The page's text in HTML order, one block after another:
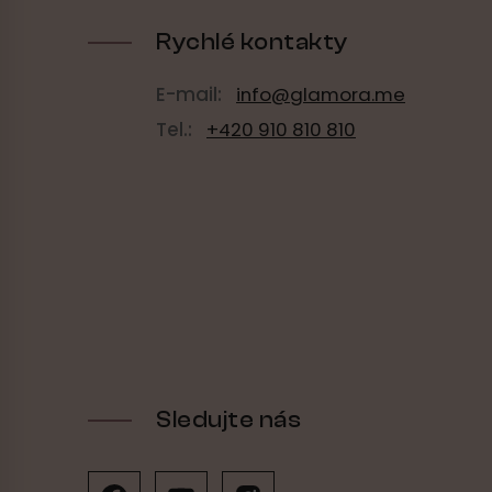
Rychlé kontakty
E-mail:
info@glamora.me
Tel.:
+420 910 810 810
Sledujte nás